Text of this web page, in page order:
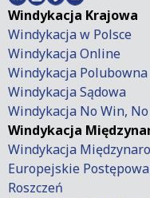
Windykacja Krajowa
Windykacja w Polsce
Windykacja Online
Windykacja Polubowna
Windykacja Sądowa
Windykacja No Win, No
Windykacja
Windykacja
Europejskie
Roszczeń